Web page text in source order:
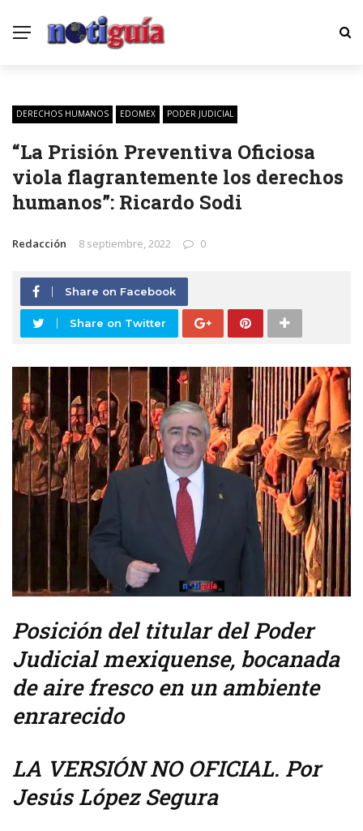
DERECHOS HUMANOS EDOMEX PODER JUDICIAL
“La Prisión Preventiva Oficiosa
viola flagrantemente los derechos
humanos”: Ricardo Sodi
Redacción 8 septiembre, 2022 0
Share on Facebook
Share on Twitter
Posición del titular del Poder
Judicial mexiquense, bocanada
de aire fresco en un ambiente
enrarecido
LA VERSIÓN NO OFICIAL. Por
Jesús López Segura